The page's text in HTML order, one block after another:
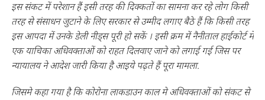
इस संकट में परेशान हैं इसी तरह की दिक्कतों का सामना कर रहे लोग किसी
तरह से संसाधन जुटाने के लिए सरकार से उम्मीद लगाए बैठे हैं कि किसी तरह
इस आपदा में उनके डेली नीड्स पूरी हो सकें । इसी क्रम में नैनीताल हाईकोर्ट में
एक याचिका अधिवक्ताओं को राहत दिलवाए जाने को लगाई गई जिस पर
न्यायालय ने आदेश जारी किया है आइये पढ़ते हैं पूरा मामला.
जिसमे कहा गया है कि कोरोना लाकडाउन काल मे अधिवक्ताओं को संकट से